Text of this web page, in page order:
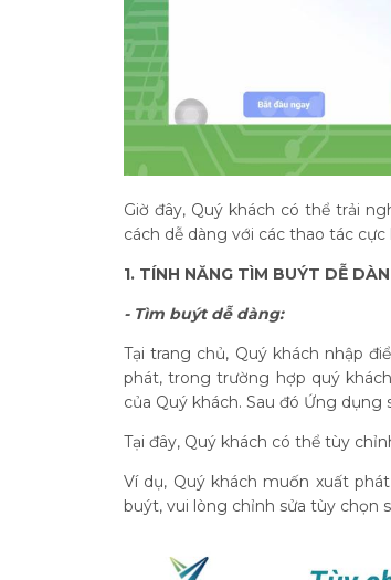
Giờ đây, Quý khách có thể trải
cách dễ dàng với các thao tác cực
1. TÍNH NĂNG TÌM BUÝT DỄ
- Tìm buýt dễ dàng:
Tại trang chủ, Quý khách nhập
phát, trong trường hợp quý
của Quý khách. Sau đó Ứng
Tại đây, Quý khách có thể tùy
Ví dụ, Quý khách muốn xuất
buýt, vui lòng chỉnh sửa tùy chọn